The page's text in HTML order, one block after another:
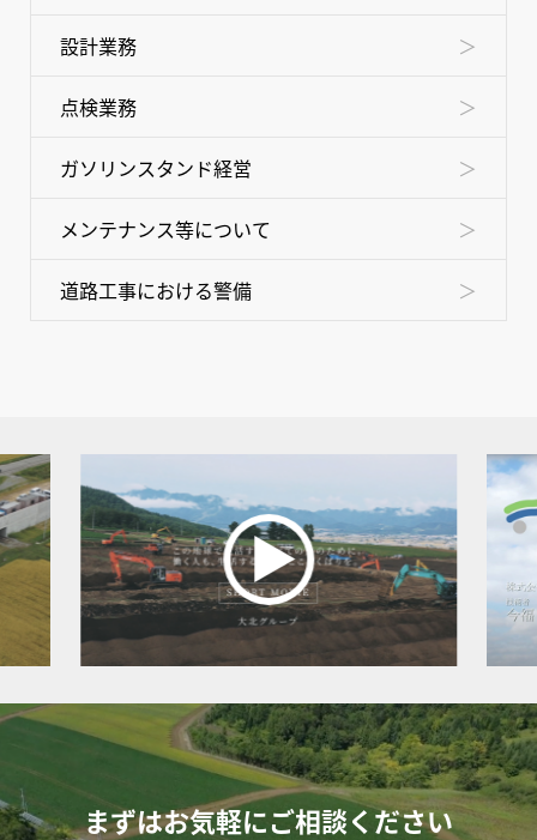
設計業務
点検業務
ガソリンスタンド経営
メンテナンス等について
道路工事における警備
まずはお気軽にご相談ください